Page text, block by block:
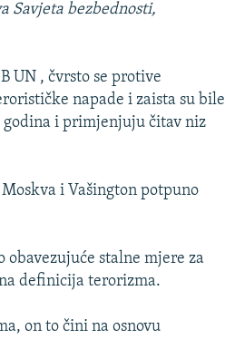
Savjeta bezbednosti,
UN , čvrsto se protive
napade i zaista su bile
i primjenjuju čitav niz
i Vašington potpuno
obavezujuće stalne mjere za
definicija terorizma.
on to čini na osnovu